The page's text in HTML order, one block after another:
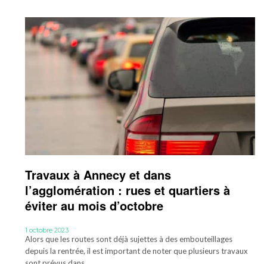
Travaux à Annecy et dans
l’agglomération : rues et quartiers à
éviter au mois d’octobre
1 octobre 2023
Alors que les routes sont déjà sujettes à des embouteillages
depuis la rentrée, il est important de noter que plusieurs travaux